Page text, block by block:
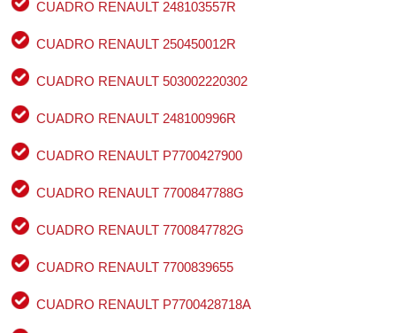
CUADRO RENAULT 248103557R
CUADRO RENAULT 250450012R
CUADRO RENAULT 503002220302
CUADRO RENAULT 248100996R
CUADRO RENAULT P7700427900
CUADRO RENAULT 7700847788G
CUADRO RENAULT 7700847782G
CUADRO RENAULT 7700839655
CUADRO RENAULT P7700428718A